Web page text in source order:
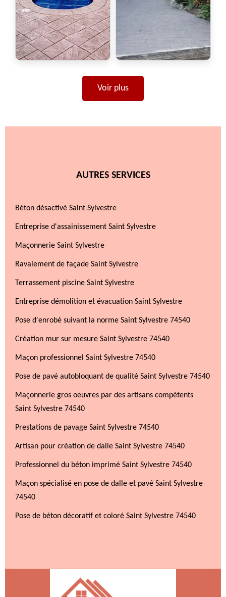
Voir plus
AUTRES SERVICES
Béton désactivé Saint Sylvestre
Entreprise d'assainissement Saint Sylvestre
Maçonnerie Saint Sylvestre
Ravalement de façade Saint Sylvestre
Terrassement piscine Saint Sylvestre
Entreprise démolition et évacuation Saint Sylvestre
Pose d'enrobé suivant la norme Saint Sylvestre 74540
Création mur sur mesure Saint Sylvestre 74540
Maçon professionnel Saint Sylvestre 74540
Pose de pavé autobloquant de qualité Saint Sylvestre 74540
Maçonnerie gros oeuvres par des artisans compétents
Saint Sylvestre 74540
Prestations de pavage Saint Sylvestre 74540
Artisan pour création de dalle Saint Sylvestre 74540
Professionnel du béton imprimé Saint Sylvestre 74540
Maçon spécialisé en pose de dalle et pavé Saint Sylvestre
74540
Pose de béton décoratif et coloré Saint Sylvestre 74540